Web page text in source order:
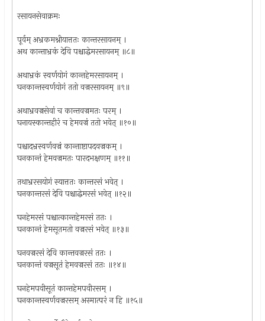
रसायनसेवाक्रमः
पूर्वम् अभ्रकमश्नीयात्ततः कान्तरसायनम् ।
अथ कान्ताभ्रकं देवि पश्चाद्धेमरसायनम् ॥८॥
अथाभ्रकं स्वर्णयोगं कान्तहेमरसायनम् ।
घनकान्तस्वर्णयोगं ततो वज्ररसायनम् ॥९॥
अथाभ्रवज्रसेवां च कान्तवज्रमतः परम् ।
घनायस्कान्तहीरं च हेमवज्रं ततो भवेत् ॥१०॥
पश्चादभ्रस्वर्णवज्रं कान्ताष्टापदवज्रकम् ।
घनकान्तं हेमवज्रमतः पारदभक्षणम् ॥११॥
तथाभ्ररसयोगं स्यात्ततः कान्तरसं भवेत् ।
घनकान्तरसं देवि पश्चाद्धेमरसं भवेत् ॥१२॥
घनहेमरसं पश्चात्कान्तहेमरसं ततः ।
घनकान्तं हेमसूतमतो वज्ररसं भवेत् ॥१३॥
घनवज्ररसं देवि कान्तवज्ररसं ततः ।
घनकान्तं वज्रसूतं हेमवज्ररसं ततः ॥१४॥
घनहेमपवीसूतं कान्तहेमपवीरसम् ।
घनकान्तस्वर्णवज्ररसम् अस्मात्परं न हि ॥१५॥